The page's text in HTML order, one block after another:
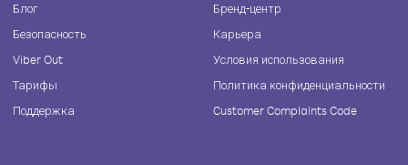
Блог
Безопасность
Viber Out
Тарифы
Поддержка
Бренд-центр
Карьера
Условия использования
Политика конфиденциальности
Customer Complaints Code